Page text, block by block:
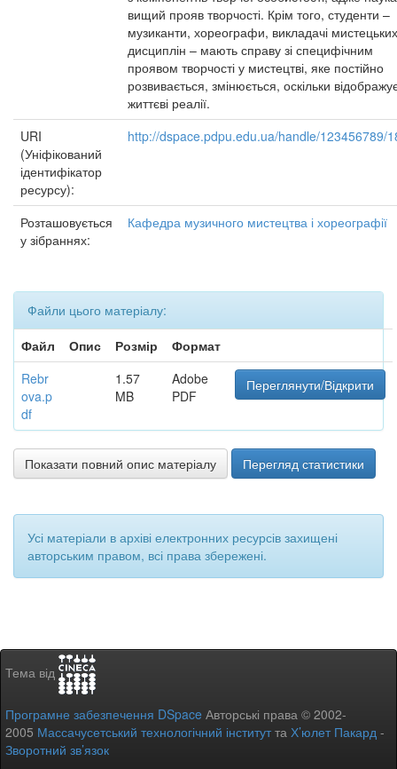
вищий прояв творчості. Крім того, студенти –
музиканти, хореографи, викладачі мистецьких
дисциплін – мають справу зі специфічним
проявом творчості у мистецтві, яке постійно
розвивається, змінюється, оскільки
життєві реалії.
URI
(Уніфікований
ідентифікатор
ресурсу):
http://dspace.pdpu.edu.ua/handle/123456789/
Розташовується
у зібраннях:
Кафедра музичного мистецтва і хореографії
Файли цього матеріалу:
Файл
Опис Розмір
Формат
Rebr
ova.p
df
1.57
MB
Adobe
PDF
Переглянути/Відкрити
Показати повний опис матеріалу Перегляд статистики
Усі матеріали в архіві електронних ресурсів захищені
авторським правом, всі права збережені.
Тема від
Програмне забезпечення DSpace Авторські права © 2002-
2005 Массачусетський технологічний інститутта Х’юлет Пакард -
Зворотний зв’язок